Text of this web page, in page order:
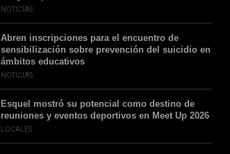
NOTICIAS
Abren inscripciones para el encuentro de
sensibilización sobre prevención del suicidio en
ámbitos educativos
NOTICIAS
Esquel mostró su potencial como destino de
reuniones y eventos deportivos en Meet Up 2026
LOCALES